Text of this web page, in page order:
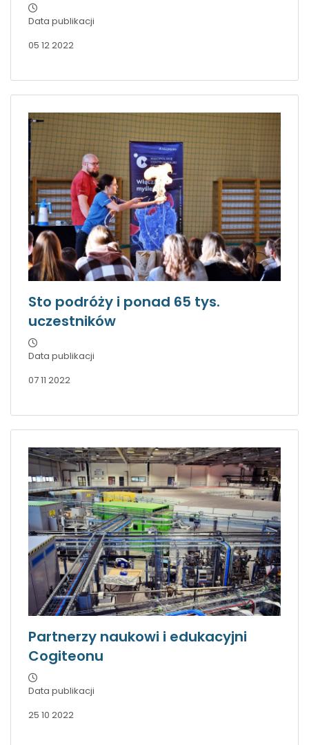
Data publikacji
05 12 2022
Sto podróży i ponad 65 tys.
uczestników
Data publikacji
07 11 2022
Partnerzy naukowi i edukacyjni
Cogiteonu
Data publikacji
25 10 2022